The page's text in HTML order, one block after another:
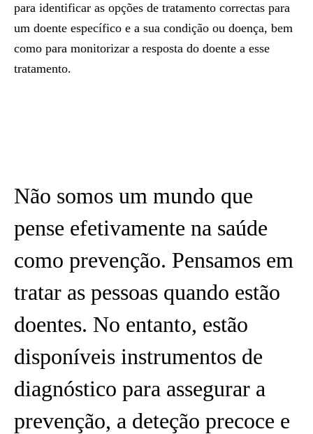
para identificar as opções de tratamento correctas para
um doente específico e a sua condição ou doença, bem
como para monitorizar a resposta do doente a esse
tratamento.
Não somos um mundo que
pense efetivamente na saúde
como prevenção. Pensamos em
tratar as pessoas quando estão
doentes. No entanto, estão
disponíveis instrumentos de
diagnóstico para assegurar a
prevenção, a deteção precoce e